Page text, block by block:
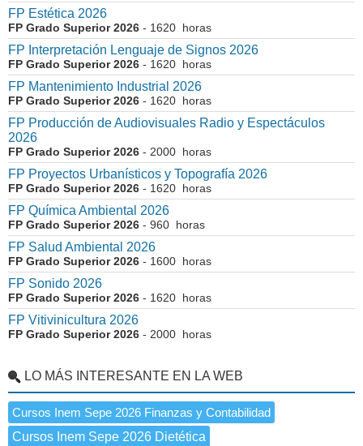
FP Estética 2026
FP Grado Superior 2026 - 1620 horas
FP Interpretación Lenguaje de Signos 2026
FP Grado Superior 2026 - 1620 horas
FP Mantenimiento Industrial 2026
FP Grado Superior 2026 - 1620 horas
FP Producción de Audiovisuales Radio y Espectáculos
2026
FP Grado Superior 2026 - 2000 horas
FP Proyectos Urbanísticos y Topografía 2026
FP Grado Superior 2026 - 1620 horas
FP Química Ambiental 2026
FP Grado Superior 2026 - 960 horas
FP Salud Ambiental 2026
FP Grado Superior 2026 - 1600 horas
FP Sonido 2026
FP Grado Superior 2026 - 1620 horas
FP Vitivinicultura 2026
FP Grado Superior 2026 - 2000 horas
LO MÁS INTERESANTE EN LA WEB
Cursos Inem Sepe 2026 Finanzas y Contabilidad
Cursos Inem Sepe 2026 Dietética